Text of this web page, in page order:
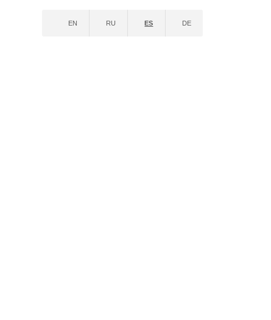
EN RU ES DE